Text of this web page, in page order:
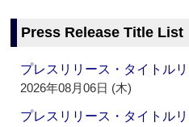
Press Release Title List
プレスリリース・タイトル
2026年08月06日 (木)
プレスリリース・タイトル